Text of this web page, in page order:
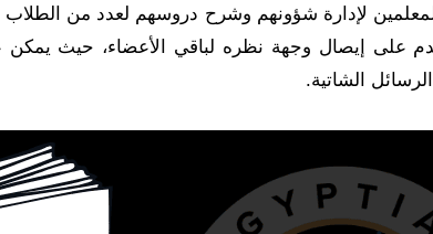
لإدارة شؤونهم وشرح دروسهم لعدد من الطلاب
على إيصال وجهة نظره لباقي الأعضاء، حيث
الشاتية.